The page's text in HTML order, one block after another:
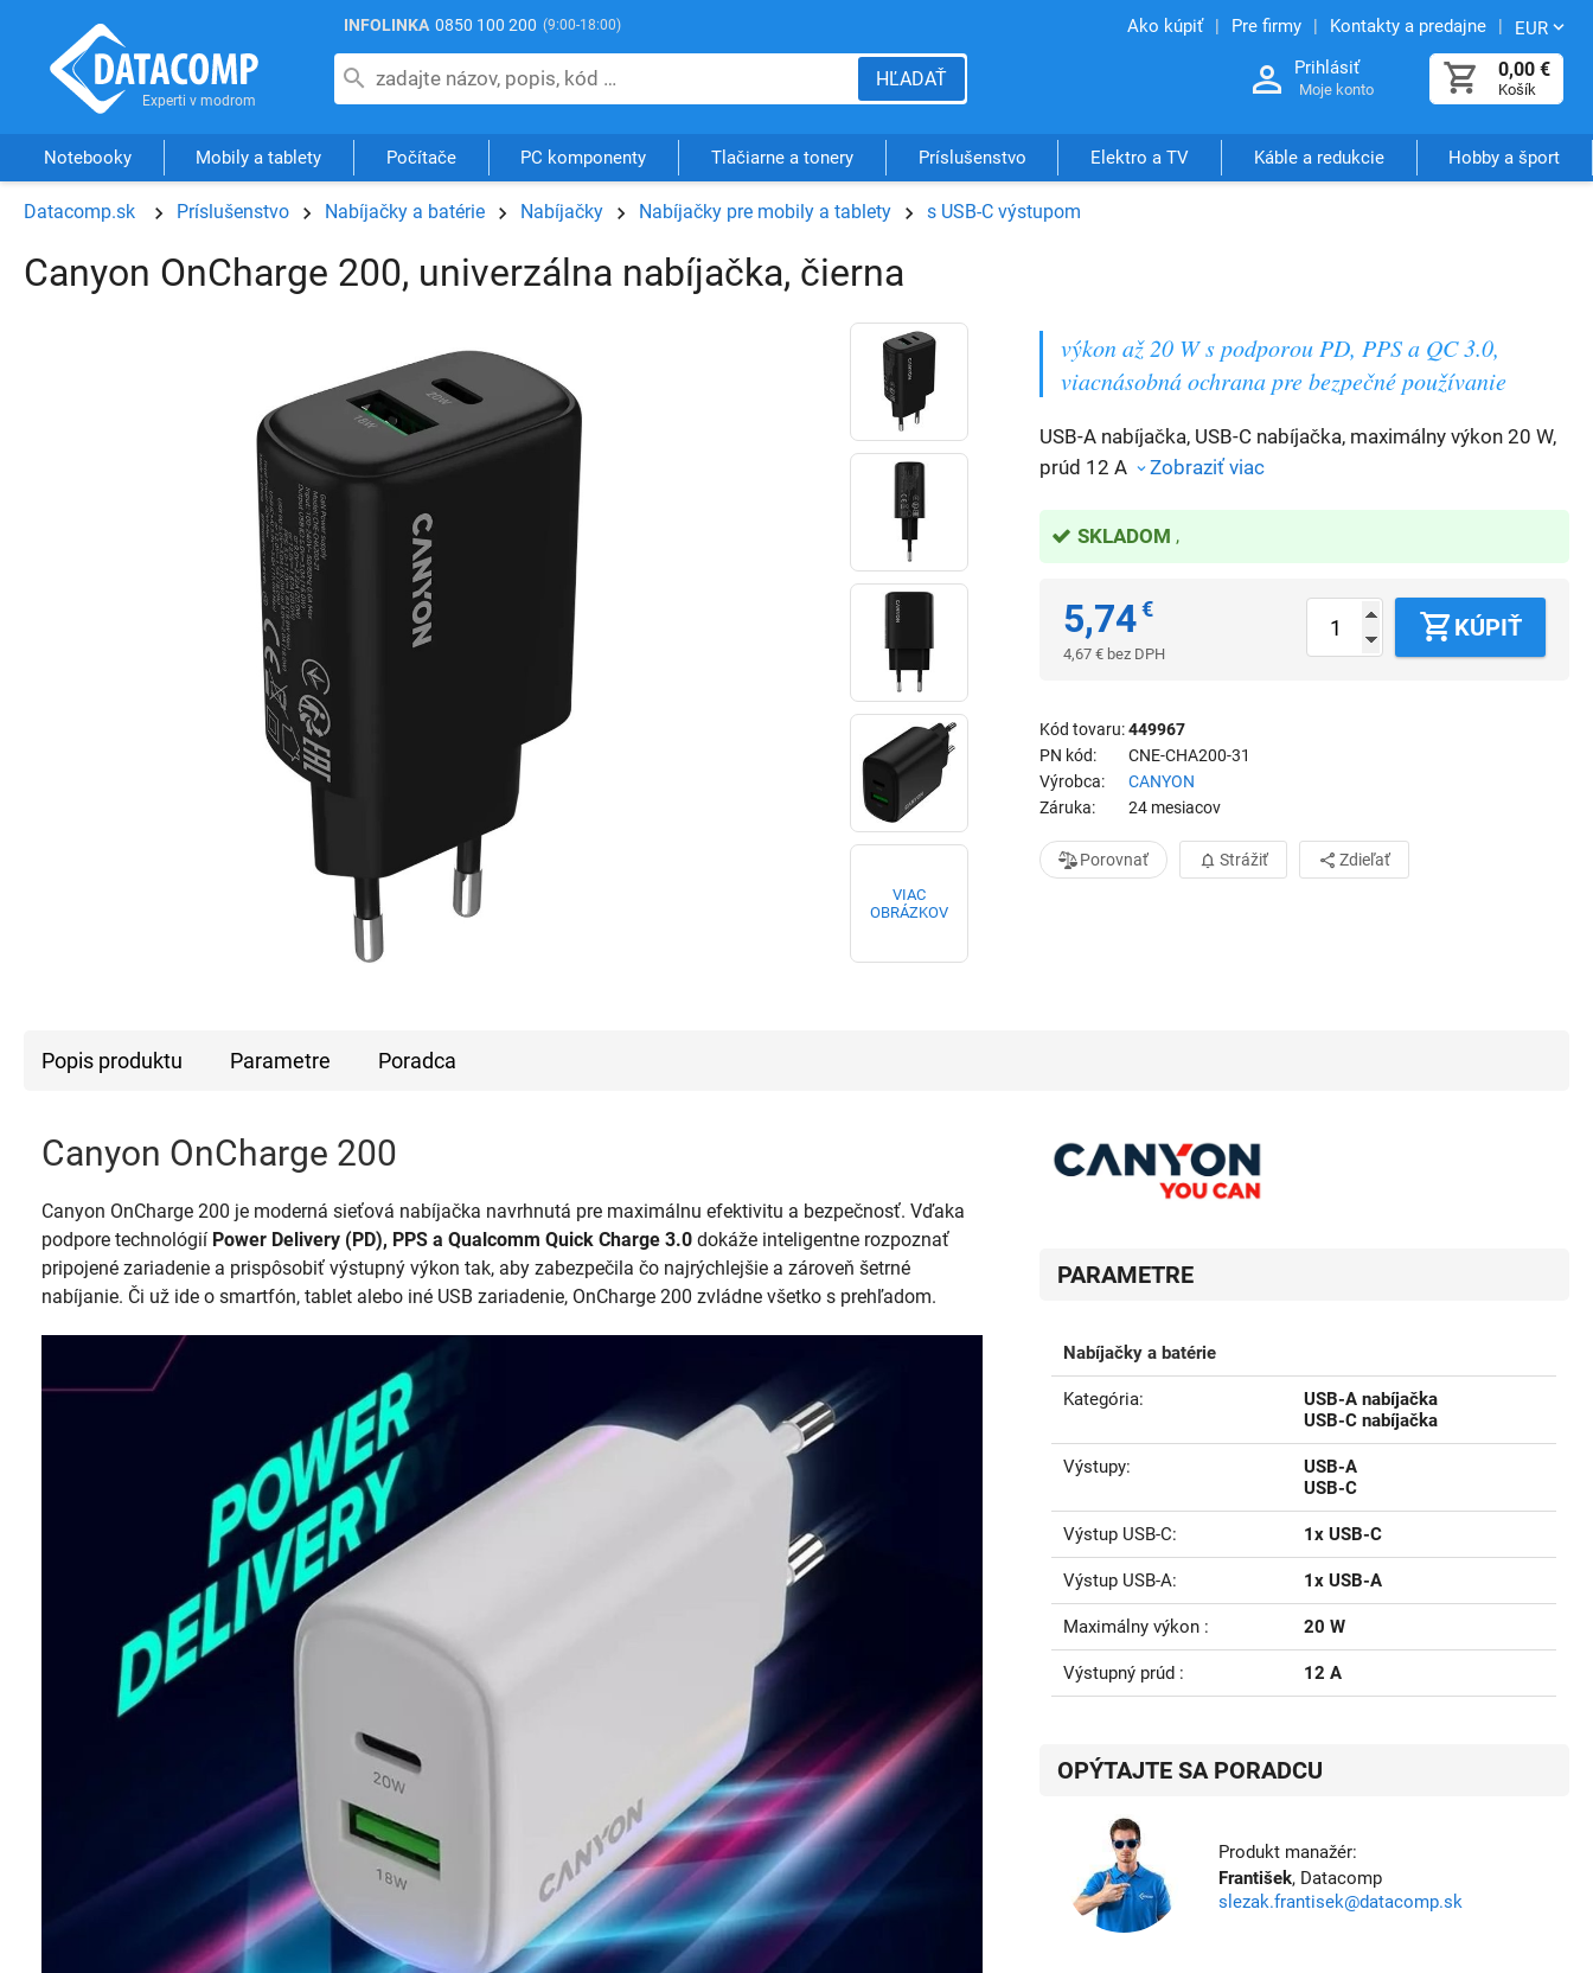
INFOLINKA 0850 100 200 (9:00-18:00) Ako kúpiť Pre firmy Kontakty a predajne EUR
0,00 €
Košík
Prihlásiť
Moje konto
HĽADAŤ
Notebooky Mobily a tablety Počítače PC komponenty Tlačiarne a tonery Príslušenstvo Elektro a TV Káble a redukcie Hobby a šport
Datacomp.sk Príslušenstvo Nabíjačky a batérie Nabíjačky Nabíjačky pre mobily a tablety s USB-C výstupom
Canyon OnCharge 200, univerzálna nabíjačka, čierna
VIAC
OBRÁZKOV
výkon až 20 W s podporou PD, PPS a QC 3.0,
viacnásobná ochrana pre bezpečné používanie
USB-A nabíjačka, USB-C nabíjačka, maximálny výkon 20 W,
prúd 12 A
Zobraziť viac
SKLADOM
5,74€
4,67 € bez DPH
KÚPIŤ
Kód tovaru 449967
PN kód
CNE-CHA200-31
Výrobca
CANYON
Záruka
24 mesiacov
Porovnať Strážiť Zdieľať
Popis produktu Parametre Poradca
Canyon OnCharge 200
Canyon OnCharge 200 je moderná sieťová nabíjačka navrhnutá pre maximálnu efektivitu a bezpečnosť. Vďaka
podpore technológií Power Delivery (PD), PPS a Qualcomm Quick Charge 3.0 dokáže inteligentne rozpoznať
pripojené zariadenie a prispôsobiť výstupný výkon tak, aby zabezpečila čo najrýchlejšie a zároveň šetrné
nabíjanie. Či už ide o smartfón, tablet alebo iné USB zariadenie, OnCharge 200 zvládne všetko s prehľadom.
PARAMETRE
Nabíjačky a batérie
Kategória
USB-A nabíjačka
USB-C nabíjačka
Výstupy
USB-A
USB-C
Výstup USB-C 1x USB-C
Výstup USB-A 1x USB-A
Maximálny výkon 20 W
Výstupný prúd 12 A
OPÝTAJTE SA PORADCU
Produkt manažér:
František, Datacomp
slezak.frantisek@datacomp.sk